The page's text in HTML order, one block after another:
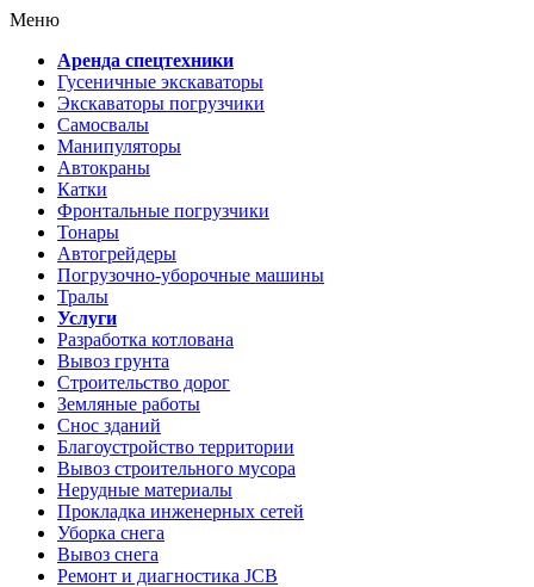
Меню
Аренда спецтехники
Гусеничные экскаваторы
Экскаваторы погрузчики
Самосвалы
Манипуляторы
Автокраны
Катки
Фронтальные погрузчики
Тонары
Автогрейдеры
Погрузочно-уборочные машины
Тралы
Услуги
Разработка котлована
Вывоз грунта
Строительство дорог
Земляные работы
Снос зданий
Благоустройство территории
Вывоз строительного мусора
Нерудные материалы
Прокладка инженерных сетей
Уборка снега
Вывоз снега
Ремонт и диагностика JCB